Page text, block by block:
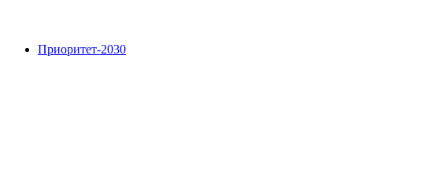
Приоритет-2030